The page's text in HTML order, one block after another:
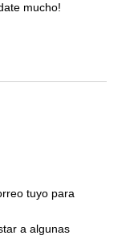
mucho!
tuyo para
a algunas